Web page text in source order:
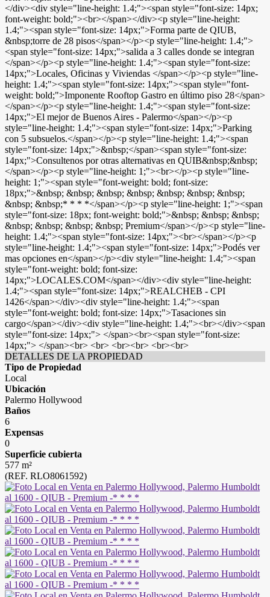
</div><div style="line-height: 1.4;"><span style="font-size: 14px;
font-weight: bold;"><br></span></div><p style="line-height:
1.4;"><span style="font-size: 14px;">Forma parte de QIUB,
&nbsp;torre de 28 pisos</span></p><p style="line-height: 1.4;">
<span style="font-size: 14px;">salida a 3 calles donde se integran
</span></p><p style="line-height: 1.4;"><span style="font-size:
14px;">Locales, Oficinas y Viviendas </span></p><p style="line-
height: 1.4;"><span style="font-size: 14px;"><span style="font-
weight: bold;">Imponente Rooftop Gastro en último piso 28</span>
</span></p><p style="line-height: 1.4;"><span style="font-size:
14px;">El mejor de Buenos Aires - Palermo</span></p><p
style="line-height: 1.4;"><span style="font-size: 14px;">Parking
con 5 subsuelos.</span></p><p style="line-height: 1.4;"><span
style="font-size: 14px;">&nbsp;</span><span style="font-size:
14px;">Consultenos por otras alternativas en QUIB&nbsp;&nbsp;
</span></p><p style="line-height: 1;"><br></p><p style="line-
height: 1;"><span style="font-weight: bold; font-size:
18px;">&nbsp; &nbsp; &nbsp; &nbsp; &nbsp; &nbsp; &nbsp;
&nbsp; &nbsp;* * * *</span></p><p style="line-height: 1;"><span
style="font-size: 18px; font-weight: bold;">&nbsp; &nbsp; &nbsp;
&nbsp; &nbsp; &nbsp; &nbsp; Premium</span></p><p style="line-
height: 1.4;"><span style="font-size: 14px;"><br></span></p><p
style="line-height: 1.4;"><span style="font-size: 14px;">Podés ver
mas opciones en</span></p><div style="line-height: 1.4;"><span
style="font-weight: bold; font-size:
14px;">LOCALES.COM</span></div><div style="line-height:
1.4;"><span style="font-size: 14px;">REALCHEB - CPI
1426</span></div><div style="line-height: 1.4;"><span
style="font-weight: bold; font-size: 14px;">Tasaciones sin
cargo</span></div><div style="line-height: 1.4;"><br></div><span
style="font-size: 14px;"> </span><br><span style="font-size:
14px;"> </span><br> <br> <br><br> <br><br>
DETALLES DE LA PROPIEDAD
Tipo de Propiedad
Local
Ubicación
Palermo Hollywood
Baños
6
Expensas
0
Superficie cubierta
577 m²
(REF. RLO8061592)